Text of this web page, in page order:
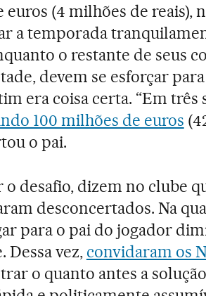
(4 milhões de reais),
a temporada
o restante de seus
devem se esforçar
era coisa certa. “Em três
100 milhões de euros
o pai.
o desafio, dizem no clube
desconcertados. Na
para o pai do jogador
Dessa vez, convidaram os
o quanto antes a